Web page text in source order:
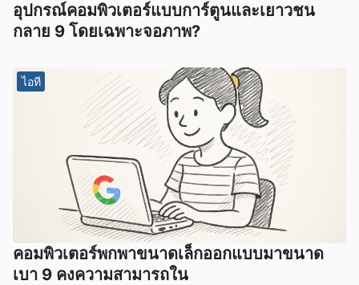
อุปกรณ์คอมพิวเตอร์แบบการ์ตูนและเยาวชน
กลาย 9 โดยเฉพาะจอภาพ?
ไอที
คอมพิวเตอร์พกพาขนาดเล็กออกแบบมาขนาด
เบา 9 คงความสามารถใน